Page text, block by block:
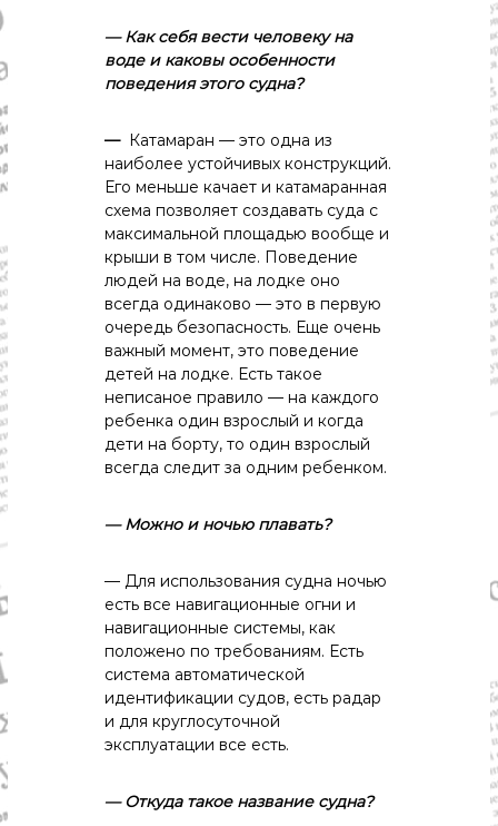
— Как себя вести человеку на
воде и каковы особенности
поведения этого судна?
—Катамаран — это одна из
наиболее устойчивых конструкций.
Его меньше качает и катамаранная
схема позволяет создавать суда с
максимальной площадью вообще и
крыши в том числе. Поведение
людей на воде, на лодке оно
всегда одинаково — это в первую
очередь безопасность. Еще очень
важный момент, это поведение
детей на лодке. Есть такое
неписаное правило — на каждого
ребенка один взрослый и когда
дети на борту, то один взрослый
всегда следит за одним ребенком.
— Можно и ночью плавать?
— Для использования судна ночью
есть все навигационные огни и
навигационные системы, как
положено по требованиям. Есть
система автоматической
идентификации судов, есть радар
и для круглосуточной
эксплуатации все есть.
— Откуда такое название судна?